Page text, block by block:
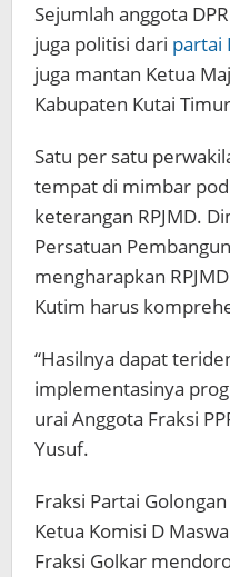
Sejumlah anggota
juga politisi dari partai
juga mantan Ketua
Kabupaten Kutai Timur
Satu per satu
tempat di mimbar
keterangan RPJMD.
Persatuan
mengharapkan
Kutim harus
“Hasilnya dapat
implementasinya
urai Anggota Fraksi
Yusuf.
Fraksi Partai
Ketua Komisi D
Fraksi Golkar